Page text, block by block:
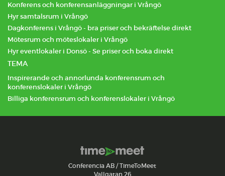
Konferens och konferensanläggningar i Vrångö
Hyr samtalsrum i Vrångö
Dagkonferens i Vrångö - bra priser och bekräftelse direkt
Mötesrum och möteslokaler i Vrångö
Hyr eventlokaler i Donsö - Se priser och boka direkt
TEMA
Inspirerande och annorlunda konferensrum och
konferenslokaler i Vrångö
Billiga konferensrum och konferenslokaler i Vrångö
Conferencia AB / TimeToMeet
Vallgatan 26